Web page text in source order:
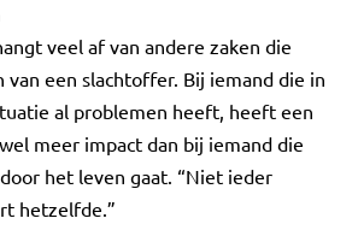
veel af van andere zaken die
van een slachtoffer. Bij iemand die in
al problemen heeft, heeft een
meer impact dan bij iemand die
het leven gaat. “Niet ieder
hetzelfde.”